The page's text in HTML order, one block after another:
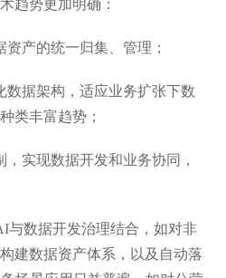
趋势更加明确：
产的统一归集、管理；
数据架构，适应业务扩张下数
类丰富趋势；
实现数据开发和业务协同，
与数据开发治理结合，如对非
建数据资产体系，以及自动落